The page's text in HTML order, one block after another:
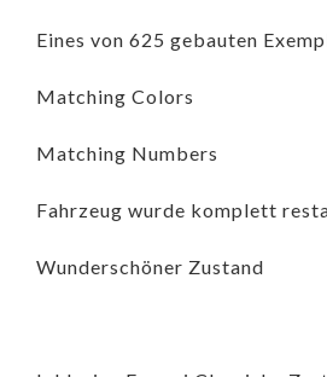
Eines von 625 gebauten
Matching Colors
Matching Numbers
Fahrzeug wurde komplett
Wunderschöner Zustand